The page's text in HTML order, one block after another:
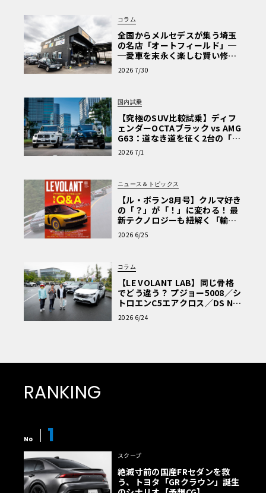
コラム
全国からメルセデスが集う埼玉
の名店「オートフィールド」─
─愛車を末永く楽しむ賢い修理
術と、プロがフックス製オイル
を選ぶ理由〈PR〉
2026 7/30
国内試乗
【究極のSUV比較試乗】ディフ
ェンダーOCTAブラック vs AMG
G63：道なき道を征く2台の「対
極的アプローチ」
2026 7/1
ニュース＆トピックス
【ル・ボラン8月号】クルマ好き
の「？」が「！」に変わる！ 最
新テクノロジーも紐解く「輸入
車Q&A」
2026 6/25
コラム
【LE VOLANT LAB】同じ骨格
でどう違う？ プジョー5008／シ
トロエンC5エアクロス／DS Nº4
読者一気乗りレポート
2026 6/24
RANKING
No 1
スクープ
絶滅寸前の国産FRセダンを救
う、トヨタ「GRクラウン」誕生